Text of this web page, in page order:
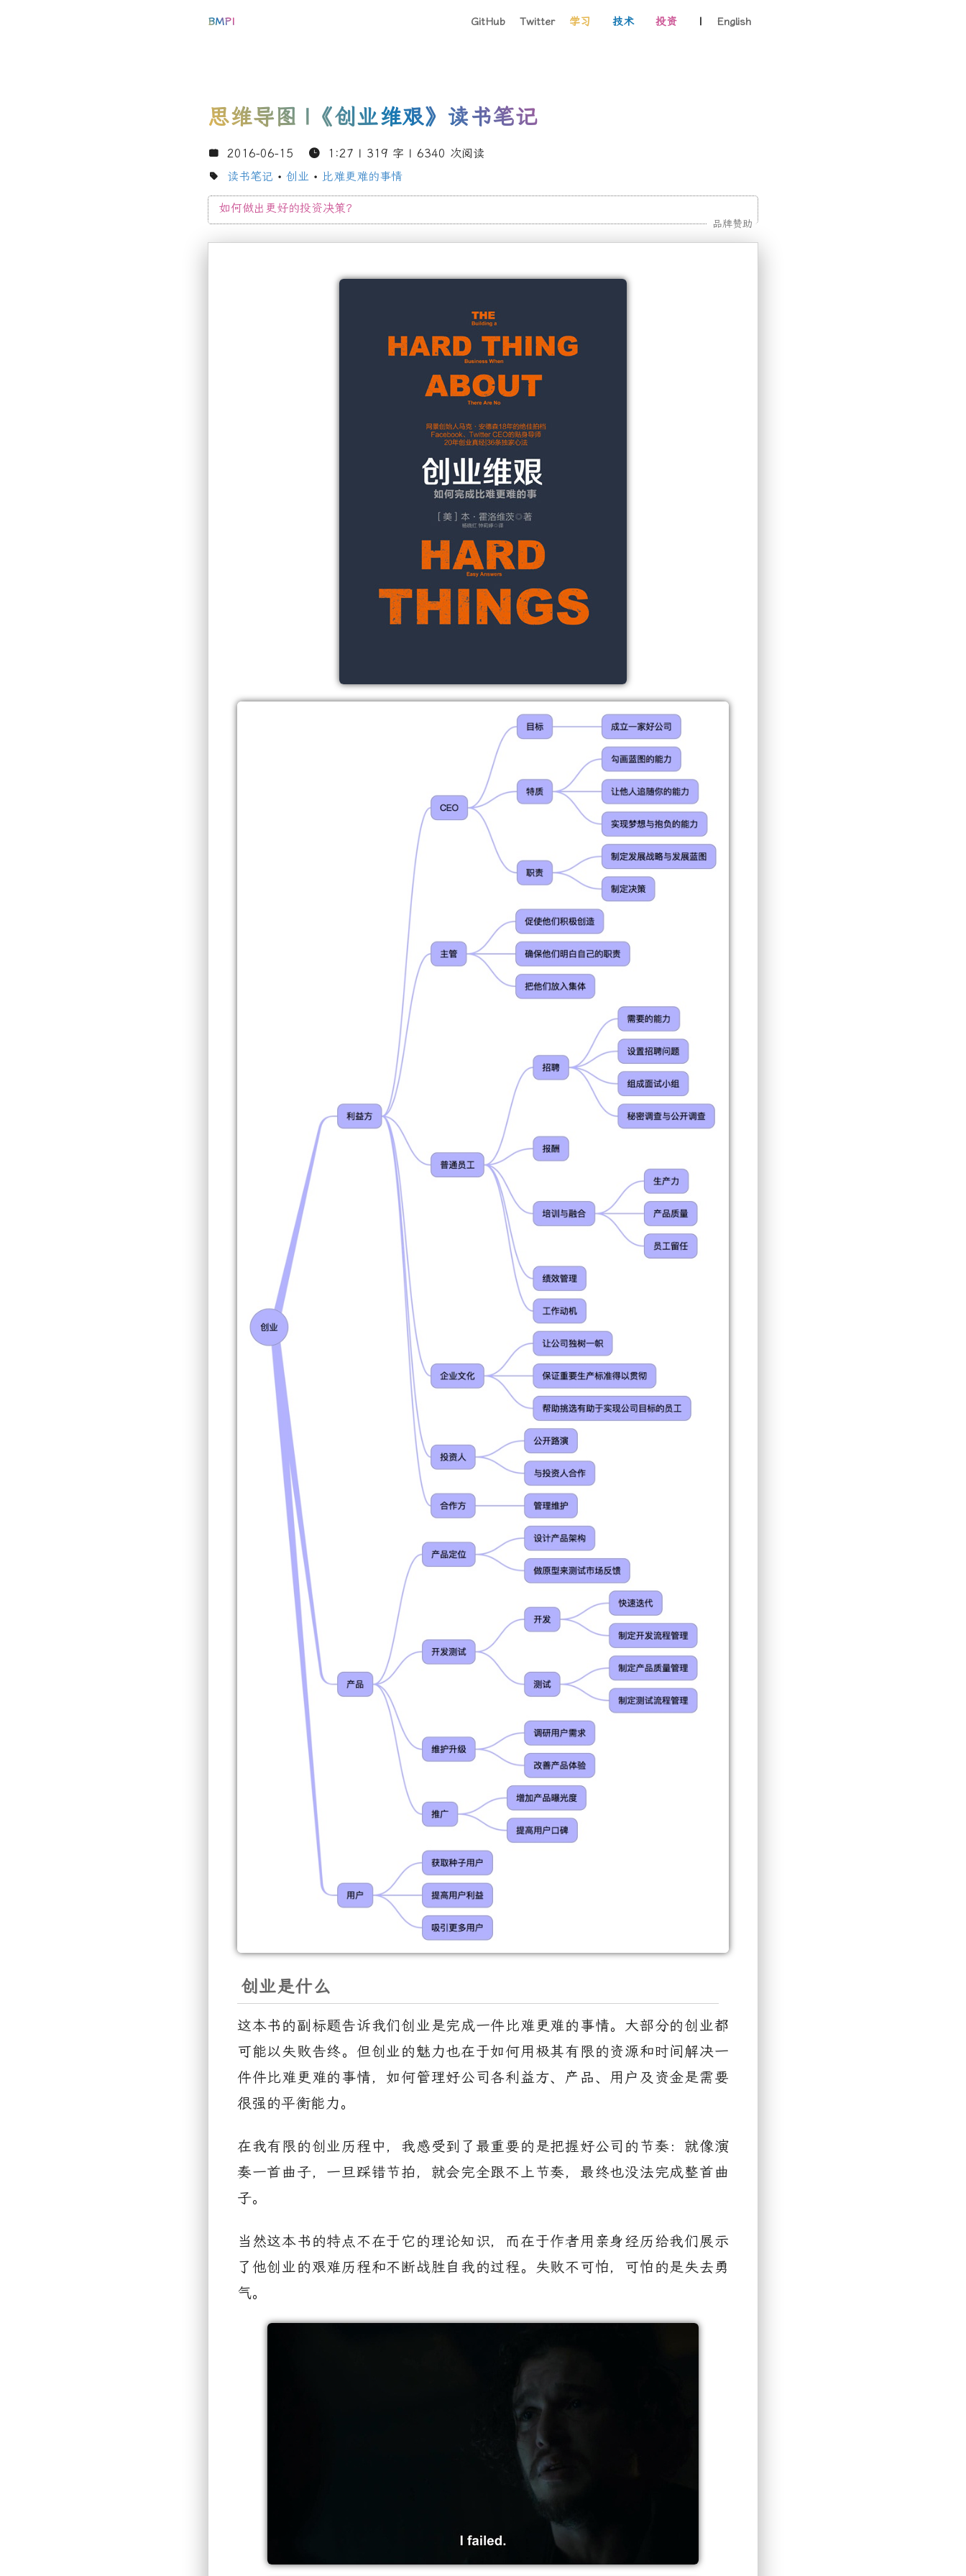
BMPI GitHub Twitter 学习 技术 投资 | English
思维导图 | 《创业维艰》读书笔记
2016-06-15 1:27 | 319 字 | 6340 次阅读
读书笔记 • 创业 • 比难更难的事情
如何做出更好的投资决策？
品牌赞助
创业是什么
这本书的副标题告诉我们创业是完成一件比难更难的事情。大部分的创业都
可能以失败告终。但创业的魅力也在于如何用极其有限的资源和时间解决一
件件比难更难的事情，如何管理好公司各利益方、产品、用户及资金是需要
很强的平衡能力。
在我有限的创业历程中，我感受到了最重要的是把握好公司的节奏：就像演
奏一首曲子，一旦踩错节拍，就会完全跟不上节奏，最终也没法完成整首曲
子。
当然这本书的特点不在于它的理论知识，而在于作者用亲身经历给我们展示
了他创业的艰难历程和不断战胜自我的过程。失败不可怕，可怕的是失去勇
气。